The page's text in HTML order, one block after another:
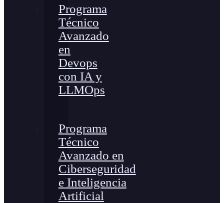
Programa
Técnico
Avanzado
en
Devops
con IA y
LLMOps
Programa
Técnico
Avanzado en
Ciberseguridad
e Inteligencia
Artificial